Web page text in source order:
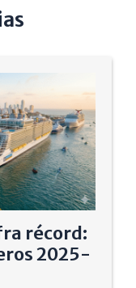
récord:
2025-